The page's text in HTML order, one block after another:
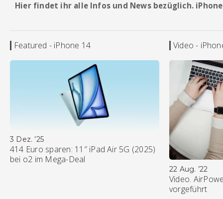
Hier findet ihr alle Infos und News bezüglich.
Featured - iPhone 14
3 Dez. ’25
414 Euro sparen: 11″ iPad Air 5G (2025)
bei o2 im Mega-Deal
Video -
22 Aug. ’22
Video.
vorgeführt